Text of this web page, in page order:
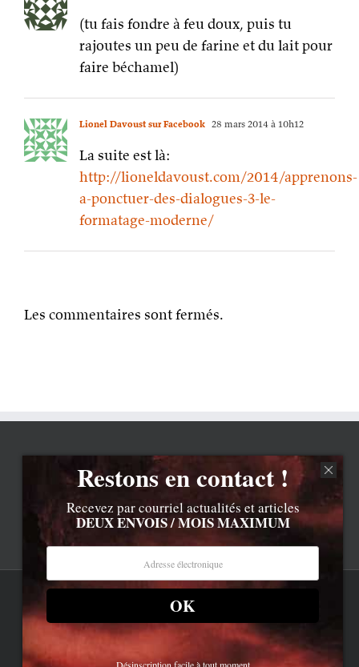
(tu fais fondre à feu doux, puis tu
rajoutes un peu de farine et du lait pour
faire béchamel)
Lionel Davoust sur Facebook 28 mars 2014 à 10h12
La suite est là:
http://lioneldavoust.com/2014/apprenons-
a-ponctuer-des-dialogues-3-le-
formatage-moderne/
Les commentaires sont fermés.
Contenu © Lionel Davoust sauf exceptions précisées.
Cliquez ici pour lire les mentions légales barbantes
LD.com 8.a. Attention, vous êtes arrivé en bas de la page,
Bluesky
Restons en contact !
Recevez par courriel actualités et articles
DEUX ENVOIS / MOIS MAXIMUM
OK